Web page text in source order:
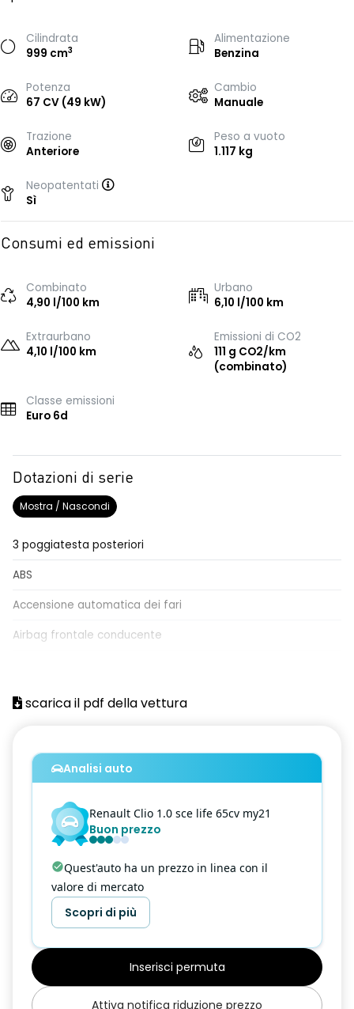
Cilindrata
999 cm3
Alimentazione
Benzina
Potenza
67 CV (49 kW)
Cambio
Manuale
Trazione
Anteriore
Peso a vuoto
1.117 kg
Neopatentati
Sì
Consumi ed emissioni
Combinato
4,90 l/100 km
Urbano
6,10 l/100 km
Extraurbano
4,10 l/100 km
Emissioni di CO2
111 g CO2/km
(combinato)
Classe emissioni
Euro 6d
Dotazioni di serie
Mostra / Nascondi
3 poggiatesta posteriori
ABS
Accensione automatica dei fari
Airbag frontale conducente
Airbag laterali a tendina anteriori
Alzacristalli anteriori elettrici impulsionali
Assistenza alla frenata di emergenza
Assistenza alla partenza in salita
Attacchi ISOFIX posteriori più passeggero anteriore
Cerchi in acciaio da 15'' con copriruota IREMIA
Chiamata d'emergenza automatica
Cruise Control
Driver Display a colori 4,2''
scarica il pdf della vettura
Analisi auto
Renault Clio 1.0 sce life 65cv my21
Buon prezzo
Quest'auto ha un prezzo in linea con il
valore di mercato
Scopri di più
Inserisci permuta
Attiva notifica riduzione prezzo